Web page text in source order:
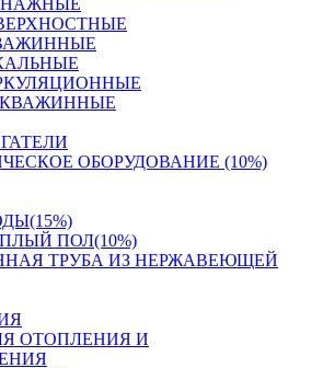
ОБОРУДОВАНИЕ (10%)
ПОЛ(10%)
ТРУБА ИЗ НЕРЖАВЕЮЩЕЙ
ОТОПЛЕНИЯ И